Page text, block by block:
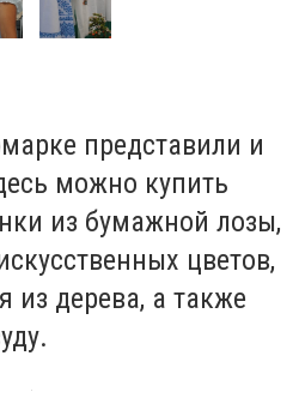
представили и
можно купить
из бумажной лозы,
цветов,
из дерева, а также